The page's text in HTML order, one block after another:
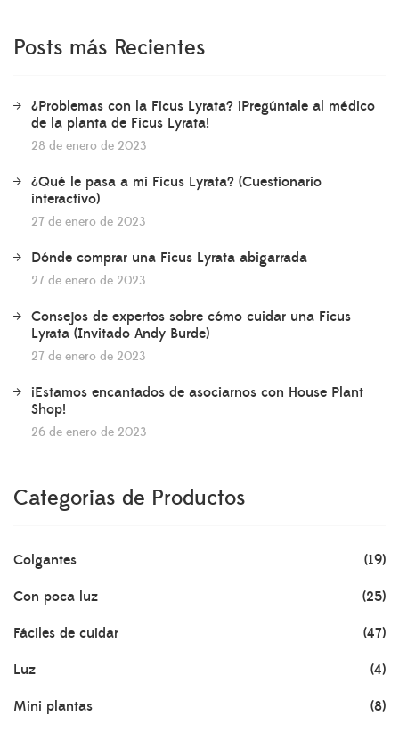
Posts más Recientes
¿Problemas con la Ficus Lyrata? ¡Pregúntale al médico
de la planta de Ficus Lyrata!
28 de enero de 2023
¿Qué le pasa a mi Ficus Lyrata? (Cuestionario
interactivo)
27 de enero de 2023
Dónde comprar una Ficus Lyrata abigarrada
27 de enero de 2023
Consejos de expertos sobre cómo cuidar una Ficus
Lyrata (Invitado Andy Burde)
27 de enero de 2023
¡Estamos encantados de asociarnos con House Plant
Shop!
26 de enero de 2023
Categorias de Productos
Colgantes (19)
Con poca luz (25)
Fáciles de cuidar (47)
Luz (4)
Mini plantas (8)